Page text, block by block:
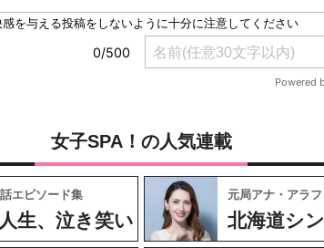
女子SPA！の人気連載
エピソード集
生、泣き笑い
元局アナ・アラ
北海道シ